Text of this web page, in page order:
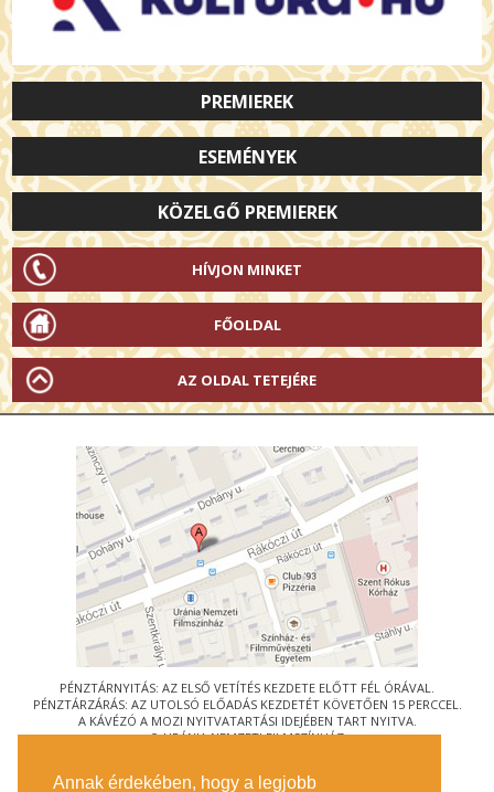
Annak érdekében, hogy a legjobb
PREMIEREK
ESEMÉNYEK
KÖZELGŐ PREMIEREK
HÍVJON MINKET
FŐOLDAL
AZ OLDAL TETEJÉRE
PÉNZTÁRNYITÁS: AZ ELSŐ VETÍTÉS KEZDETE ELŐTT FÉL ÓRÁVAL.
PÉNZTÁRZÁRÁS: AZ UTOLSÓ ELŐADÁS KEZDETÉT KÖVETŐEN 15 PERCCEL.
A KÁVÉZÓ A MOZI NYITVATARTÁSI IDEJÉBEN TART NYITVA.
© URÁNIA NEMZETI FILMSZÍNHÁZ